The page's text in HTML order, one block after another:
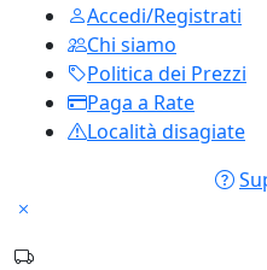
Accedi/Registrati
Chi siamo
Politica dei Prezzi
Paga a Rate
Località disagiate